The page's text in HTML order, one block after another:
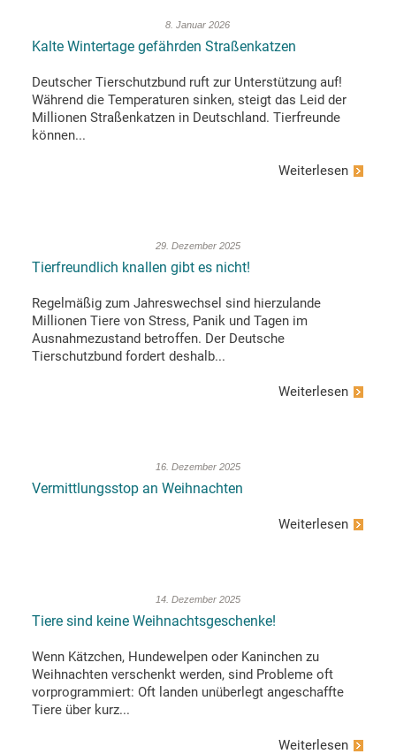
8. Januar 2026
Kalte Wintertage gefährden Straßenkatzen
Deutscher Tierschutzbund ruft zur Unterstützung auf!
Während die Temperaturen sinken, steigt das Leid der
Millionen Straßenkatzen in Deutschland. Tierfreunde
können...
Weiterlesen
29. Dezember 2025
Tierfreundlich knallen gibt es nicht!
Regelmäßig zum Jahreswechsel sind hierzulande
Millionen Tiere von Stress, Panik und Tagen im
Ausnahmezustand betroffen. Der Deutsche
Tierschutzbund fordert deshalb...
Weiterlesen
16. Dezember 2025
Vermittlungsstop an Weihnachten
Weiterlesen
14. Dezember 2025
Tiere sind keine Weihnachtsgeschenke!
Wenn Kätzchen, Hundewelpen oder Kaninchen zu
Weihnachten verschenkt werden, sind Probleme oft
vorprogrammiert: Oft landen unüberlegt angeschaffte
Tiere über kurz...
Weiterlesen